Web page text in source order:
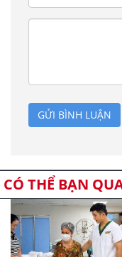
GỬI BÌNH LUẬN
CÓ THỂ BẠN